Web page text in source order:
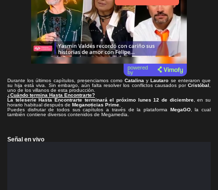
powered
by
Durante los últimos capítulos, presenciamos comoCatalina yLautaro se enteraron que
su hija está viva. Sin embargo, aún falta resolver los conflictos causados por Cristóbal
uno de los villanos de esta producción.
¿Cuándo termina Hasta Encontrarte?
La teleserie Hasta Encontrarte terminará el próximo lunes 12 de diciembre, en su
horario habitual después de Meganoticias Prime
Puedes disfrutar de todos sus capítulos a través de la plataforma MegaGO, la cual
también contiene diversos contenidos de Megamedia.
Señal en vivo